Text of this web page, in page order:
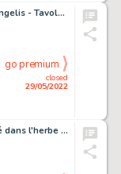
Tex Willer n. 2 - Roberto De Angelis - Tavola Originale "La banda di Red Bill" - Page volante - Exemplaire unique - (2018)
closed
29/05/2022
go premium
dessin original - cheval couché dans l'herbe - (1974)